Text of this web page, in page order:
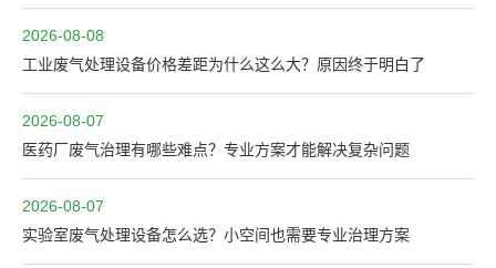
2026-08-08
工业废气处理设备价格差距为什么这么大？原因终于明白了
2026-08-07
医药厂废气治理有哪些难点？专业方案才能解决复杂问题
2026-08-07
实验室废气处理设备怎么选？小空间也需要专业治理方案